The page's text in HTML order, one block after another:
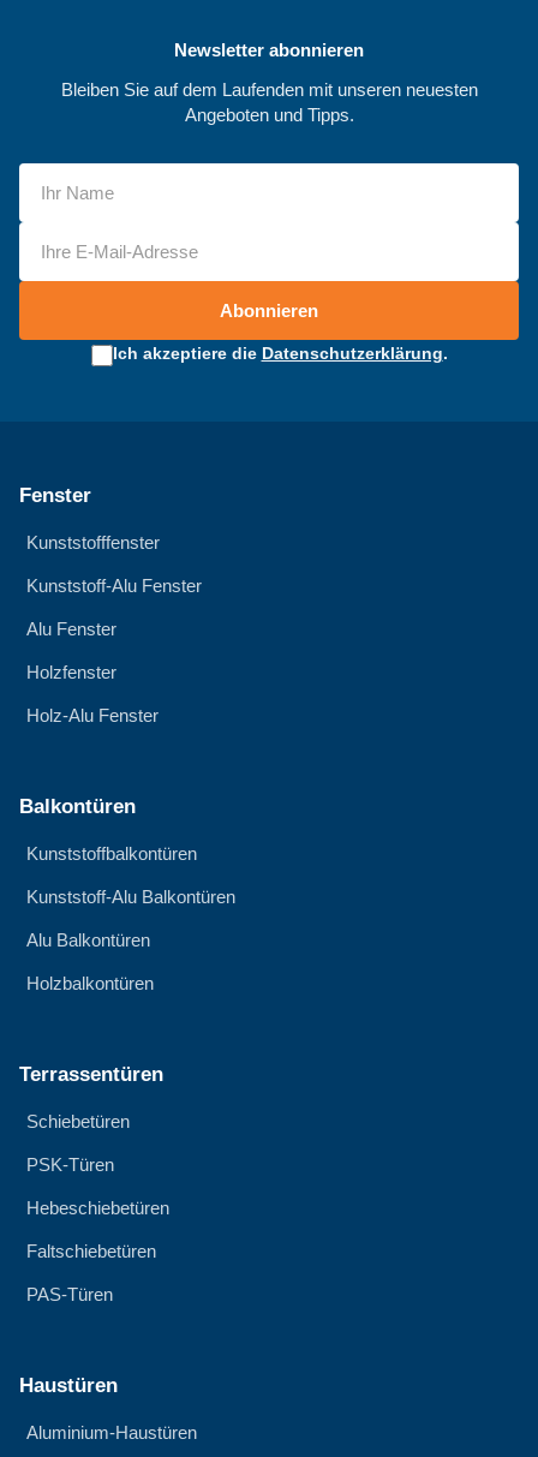
Newsletter abonnieren
Bleiben Sie auf dem Laufenden mit unseren neuesten
Angeboten und Tipps.
Abonnieren
Ich akzeptiere die Datenschutzerklärung.
Fenster
Kunststofffenster
Kunststoff-Alu Fenster
Alu Fenster
Holzfenster
Holz-Alu Fenster
Balkontüren
Kunststoffbalkontüren
Kunststoff-Alu Balkontüren
Alu Balkontüren
Holzbalkontüren
Terrassentüren
Schiebetüren
PSK-Türen
Hebeschiebetüren
Faltschiebetüren
PAS-Türen
Haustüren
Aluminium-Haustüren